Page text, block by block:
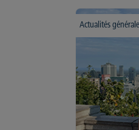
Actualités